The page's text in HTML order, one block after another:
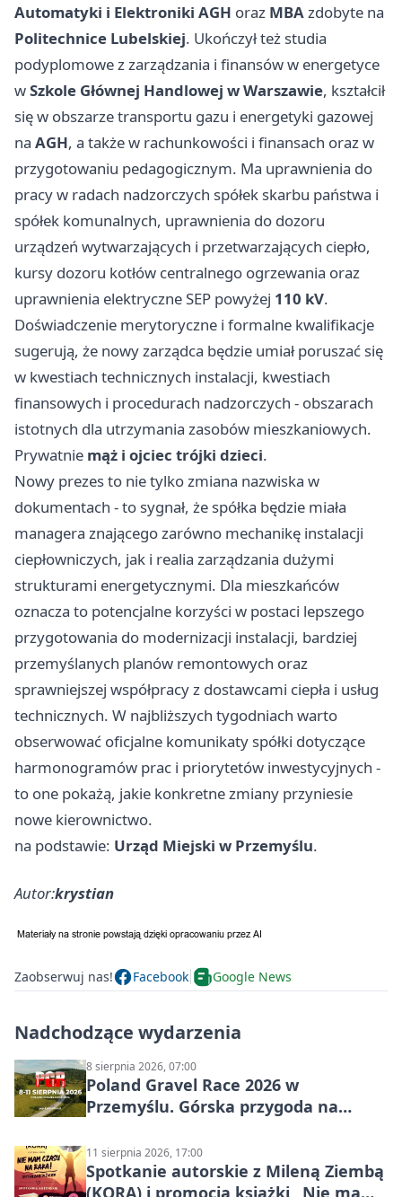
Automatyki i Elektroniki AGH oraz MBAzdobyte na
Politechnice Lubelskiej. Ukończył też studia
podyplomowe z zarządzania i finansów w energetyce
wSzkole Głównej Handlowej w Warszawie, kształcił
się w obszarze transportu gazu i energetyki gazowej
na AGH, a także w rachunkowości i finansach oraz w
przygotowaniu pedagogicznym. Ma uprawnienia do
pracy w radach nadzorczych spółek skarbu państwa i
spółek komunalnych, uprawnienia do dozoru
urządzeń wytwarzających i przetwarzających ciepło,
kursy dozoru kotłów centralnego ogrzewania oraz
uprawnienia elektryczne SEP powyżej 110 kV.
Doświadczenie merytoryczne i formalne kwalifikacje
sugerują, że nowy zarządca będzie umiał poruszać się
w kwestiach technicznych instalacji, kwestiach
finansowych i procedurach nadzorczych - obszarach
istotnych dla utrzymania zasobów mieszkaniowych.
Prywatnie mąż i ojciec trójki dzieci.
Nowy prezes to nie tylko zmiana nazwiska w
dokumentach - to sygnał, że spółka będzie miała
managera znającego zarówno mechanikę instalacji
ciepłowniczych, jak i realia zarządzania dużymi
strukturami energetycznymi. Dla mieszkańców
oznacza to potencjalne korzyści w postaci lepszego
przygotowania do modernizacji instalacji, bardziej
przemyślanych planów remontowych oraz
sprawniejszej współpracy z dostawcami ciepła i usług
technicznych. W najbliższych tygodniach warto
obserwować oficjalne komunikaty spółki dotyczące
harmonogramów prac i priorytetów inwestycyjnych -
to one pokażą, jakie konkretne zmiany przyniesie
nowe kierownictwo.
na podstawie: Urząd Miejski w Przemyślu.
Autor:krystian
Zaobserwuj nas! Facebook Google News
Nadchodzące wydarzenia
8 sierpnia 2026, 07:00
Poland Gravel Race 2026 w
Przemyślu. Górska przygoda na
11 sierpnia 2026, 17:00
Spotkanie autorskie z Mileną Ziembą
(KORĄ) i promocja książki „Nie mam